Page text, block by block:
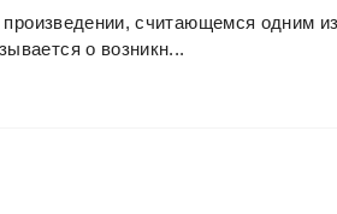
произведении, считающемся одним из
о возникн...